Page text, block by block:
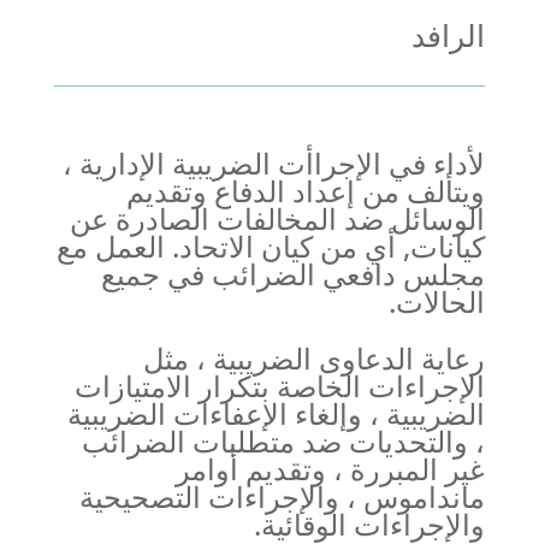
الرافد
لأداء في الإجراأت الضريبية الإدارية ،
ويتألف من إعداد الدفاع وتقديم
الوسائل ضد المخالفات الصادرة عن
كيانات, أي من كيان الاتحاد. العمل مع
مجلس دافعي الضرائب في جميع
الحالات.
رعاية الدعاوى الضريبية ، مثل
الإجراءات الخاصة بتكرار الامتيازات
الضريبية ، وإلغاء الإعفاءات الضريبية
، والتحديات ضد متطلبات الضرائب
غير المبررة ، وتقديم أوامر
مانداموس ، والإجراءات التصحيحية
والإجراءات الوقائية.